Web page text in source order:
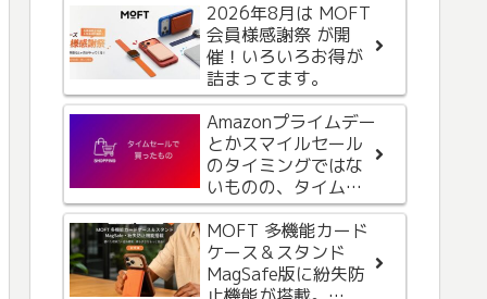
2026年8月は MOFT
会員様感謝祭 が開
催！いろいろお得が
詰まってます。
Amazonプライムデー
とかスマイルセール
のタイミングではな
いものの、タイムセ
ールもなかな
か・・・
MOFT 多機能カード
ケース＆スタンド
MagSafe版に紛失防
身だしなみに
MacBookを持ち歩
く？手のひらサイズ
のMacBookの手鏡を
買ってみました。
AppleからiCloud+の
お支払い方法に問題
があるという内容の
メールが届いたが、
なんか変。フィッシ
ング詐欺メールって
これかな。気をつけ
ましょう。
iPhone 15 Proから
Apple Watch への給
電を試してみた